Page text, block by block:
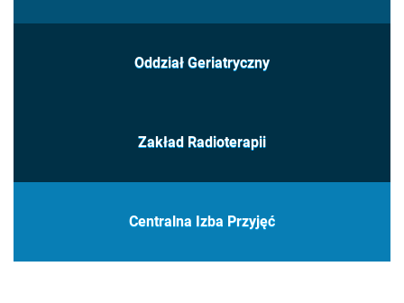
Oddział Geriatryczny
Zakład Radioterapii
Centralna Izba Przyjęć